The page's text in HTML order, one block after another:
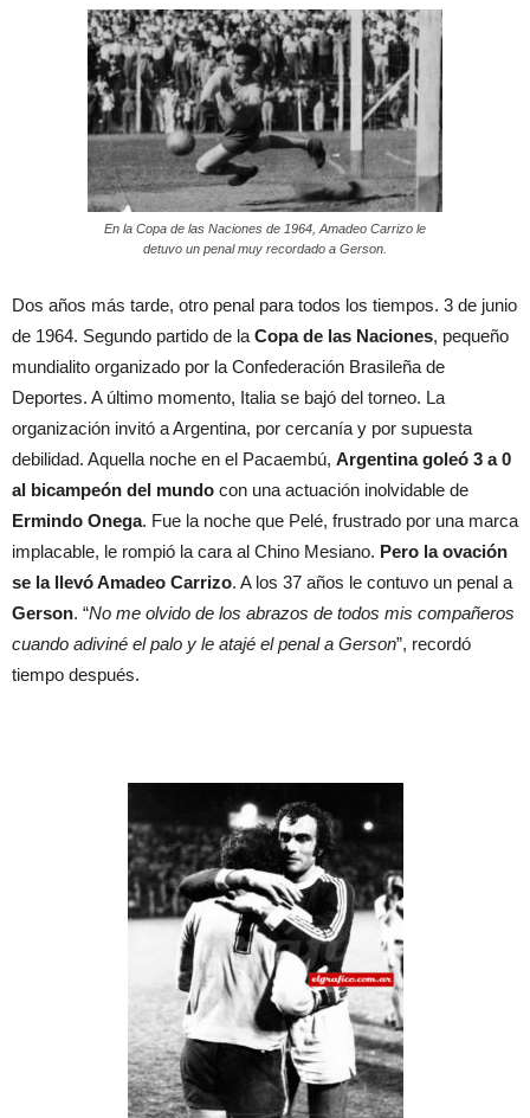
En la Copa de las Naciones de 1964, Amadeo Carrizo le
detuvo un penal muy recordado a Gerson.
Dos años más tarde, otro penal para todos los tiempos. 3 de junio
de 1964. Segundo partido de la Copa de las Naciones, pequeño
mundialito organizado por la Confederación Brasileña de
Deportes. A último momento, Italia se bajó del torneo. La
organización invitó a Argentina, por cercanía y por supuesta
debilidad. Aquella noche en el Pacaembú, Argentina goleó 3 a 0
al bicampeón del mundo con una actuación inolvidable de
Ermindo Onega. Fue la noche que Pelé, frustrado por una marca
implacable, le rompió la cara al Chino Mesiano. Pero la ovación
se la llevó Amadeo Carrizo. A los 37 años le contuvo un penal a
Gerson. “No me olvido de los abrazos de todos mis compañeros
cuando adiviné el palo y le atajé el penal a Gerson”, recordó
tiempo después.